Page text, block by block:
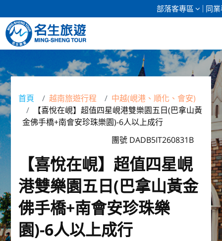
部落客專區 同
日本專館
郵輪假期
海島假期
東南亞
美加紐澳
歐洲
首頁 越南旅遊行程
中越(峴港、順化、會安)
【喜悅在峴】超值四星峴港雙樂園五日(巴拿山黃
金佛手橋+南會安珍珠樂園)-6人以上成行
團號 DADB5IT260831B
【喜悅在峴】超值四星峴
港雙樂園五日(巴拿山黃金
佛手橋+南會安珍珠樂
園)-6人以上成行